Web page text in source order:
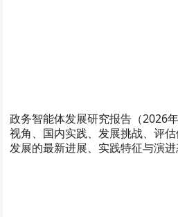
政务智能体发展研究报告（2026
视角、国内实践、发展挑战、评
发展的最新进展、实践特征与演